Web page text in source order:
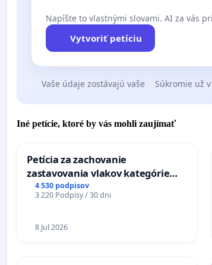
Napíšte to vlastnými slovami. AI za vás
Vytvoriť petíciu
Vaše údaje zostávajú vaše Súkromie už
Iné petície, ktoré by vás mohli zaujímať
Petícia za zachovanie
zastavovania vlakov kategórie
Expres (Ex) TATRAN v železničnej
stanici Púchov
4 530 podpisov
3 220 Podpisy / 30 dni
8 Jul 2026